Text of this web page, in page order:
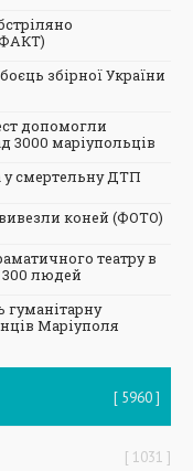
збірної України
допомогли
3000 маріупольців
у смертельну ДТП
коней (ФОТО)
театру в
300 людей
гуманітарну
Маріуполя
5960
1031